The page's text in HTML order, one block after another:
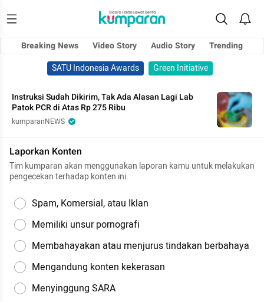
Breaking News Video Story Audio Story
Trending
SATU Indonesia Awards
Green Initiative
Instruksi Sudah Dikirim, Tak Ada Alasan Lagi Lab
Patok PCR di Atas Rp 275 Ribu
kumparanNEWS
Laporkan Konten
Tim kumparan akan menggunakan laporan kamu untuk melakukan
pengecekan terhadap konten ini.
Spam, Komersial, atau Iklan
Memiliki unsur pornografi
Membahayakan atau menjurus tindakan berbahaya
Mengandung konten kekerasan
Menyinggung SARA